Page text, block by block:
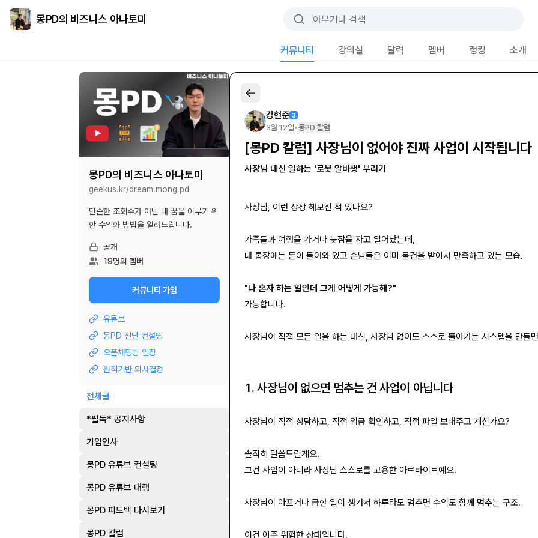
몽PD의 비즈니스 아나토미
커뮤니티 강의실 달력 멤버 랭킹 소개
몽PD의 비즈니스 아나토미
geekus.kr/dream.mong.pd
단순한 조회수가 아닌 내 꿈을 이루기 위
한 수익화 방법을 알려드립니다.
공개
19명의 멤버
커뮤니티 가입
유튜브
몽PD 진단 컨설팅
오픈채팅방 입장
원칙기반 의사결정
전체글
*필독* 공지사항
가입인사
몽PD 유튜브 컨설팅
몽PD 유튜브 대행
몽PD 피드백 다시보기
몽PD 칼럼
강현준 3
3월 12일 •몽PD 칼럼
[몽PD 칼럼] 사장님이 없어야 진짜 사업이 시작됩니다
사장님 대신 일하는 '로봇 알바생' 부리기
사장님, 이런 상상 해보신 적 있나요?
가족들과 여행을 가거나 늦잠을 자고 일어났는데,
내 통장에는 돈이 들어와 있고 손님들은 이미 물건을 받아서 만족하고 있는 모습.
"나 혼자 하는 일인데 그게 어떻게 가능해?"
가능합니다.
사장님이 직접 모든 일을 하는 대신, 사장님 없이도 스스로 돌아가는 시스템을 만들
1. 사장님이 없으면 멈추는 건 사업이 아닙니다
사장님이 직접 상담하고, 직접 입금 확인하고, 직접 파일 보내주고 계신가요?
솔직히 말씀드릴게요.
그건 사업이 아니라 사장님 스스로를 고용한 아르바이트예요.
사장님이 아프거나 급한 일이 생겨서 하루라도 멈추면 수익도 함께 멈추는 구조.
이건 아주 위험한 상태입니다.